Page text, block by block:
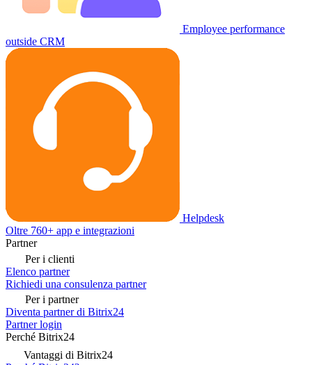
Employee performance
outside CRM
Helpdesk
Oltre 760+ app e integrazioni
Partner
Per i clienti
Elenco partner
Richiedi una consulenza partner
Per i partner
Diventa partner di Bitrix24
Partner login
Perché Bitrix24
Vantaggi di Bitrix24